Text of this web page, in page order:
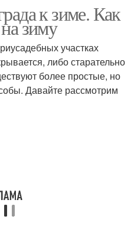
к зиме. Как
зиму
участках
либо старательно
более простые, но
Давайте рассмотрим